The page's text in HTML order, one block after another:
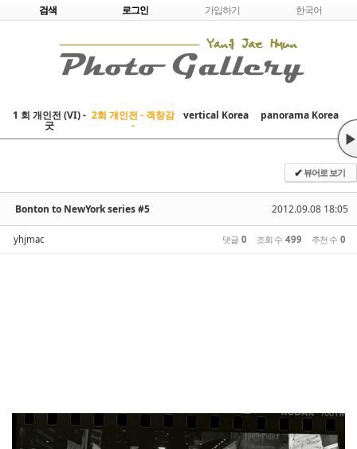
Skip to content
검색 로그인 가입하기 한국어
1 회 개인전 (VI) -
굿
2회 개인전 - 객창감
-
vertical Korea panorama Korea
▶
✔뷰어로 보기
2012.09.08 18:05
Bonton to NewYork series #5
yhjmac 댓글 0 조회 수 499 추천 수 0